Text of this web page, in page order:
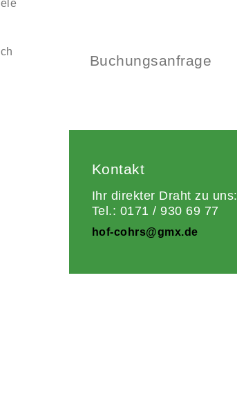
Buchungsanfrage
Kontakt
Ihr direkter Draht zu uns:
Tel.: 0171 / 930 69 77
hof-cohrs@gmx.de